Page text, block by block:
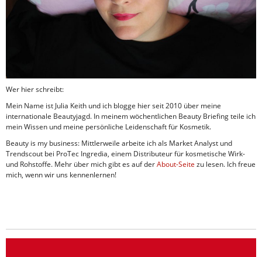
Wer hier schreibt:
Mein Name ist Julia Keith und ich blogge hier seit 2010 über meine
internationale Beautyjagd. In meinem wöchentlichen Beauty Briefing teile ich
mein Wissen und meine persönliche Leidenschaft für Kosmetik.
Beauty is my business: Mittlerweile arbeite ich als Market Analyst und
Trendscout bei ProTec Ingredia, einem Distributeur für kosmetische Wirk-
und Rohstoffe. Mehr über mich gibt es auf derAbout-Seite zu lesen. Ich freue
mich, wenn wir uns kennenlernen!